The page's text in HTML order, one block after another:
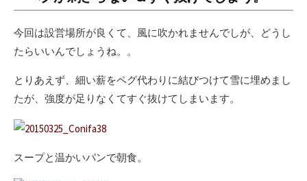
今回は設営場所が良くて、風に吹かれませんでしが、どうし
たらいいんでしょうね。。
とりあえず、細い薪をペグ代わりに結びつけて雪に埋めまし
たが、強度が足りなくてすぐ抜けてしまいます。
スープと温かいパンで朝食。